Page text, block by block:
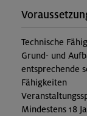
Technische
Grund- und
entsprechende
Fähigkeiten
Mindestens 18